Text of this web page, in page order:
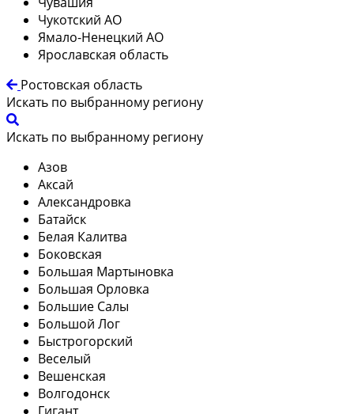
Чукотский АО
Ямало-Ненецкий АО
Ярославская область
Ростовская область
Искать по выбранному региону
Искать по выбранному региону
Азов
Аксай
Александровка
Батайск
Белая Калитва
Боковская
Большая Мартыновка
Большая Орловка
Большие Салы
Большой Лог
Быстрогорский
Веселый
Вешенская
Волгодонск